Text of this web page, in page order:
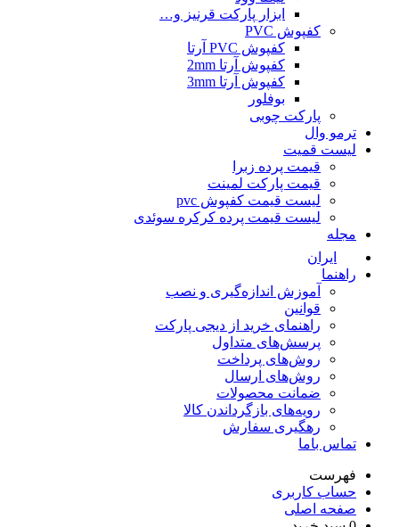
ابزار پارکت قرنیز و…
کفپوش PVC
کفپوش PVC آرتا
کفپوش آرتا 2mm
کفپوش آرتا 3mm
بوفلور
پارکت چوبی
ترمو وال
لیست قمیت
قیمت پرده زبرا
قیمت پارکت لمینت
لیست قیمت کفپوش pvc
لیست قیمت پرده کرکره سوئدی
مجله
ایران
راهنما
آموزش اندازه‌گیری و نصب
قوانین
راهنمای خرید از دیجی پارکت
پرسش‌های متداول
روش‌های پرداخت
روش‌های ارسال
ضمانت محصولات
رویه‌های بازگرداندن کالا
رهگیری سفارش
تماس باما
فهرست
حساب کاربری
صفحه اصلی